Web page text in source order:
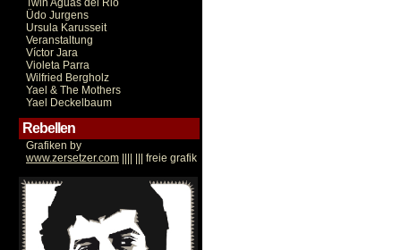
Twin Aguas del Rio
Üdo Jurgens
Ursula Karusseit
Veranstaltung
Víctor Jara
Violeta Parra
Wilfried Bergholz
Yael & The Mothers
Yael Deckelbaum
Rebellen
Grafiken by
www.zersetzer.com |||| ||| freie grafik